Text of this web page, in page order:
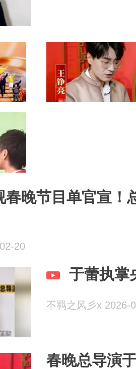
春晚节目单官宣！
20
于蕾执掌
不羁之风彡x 2026-
春晚总导演